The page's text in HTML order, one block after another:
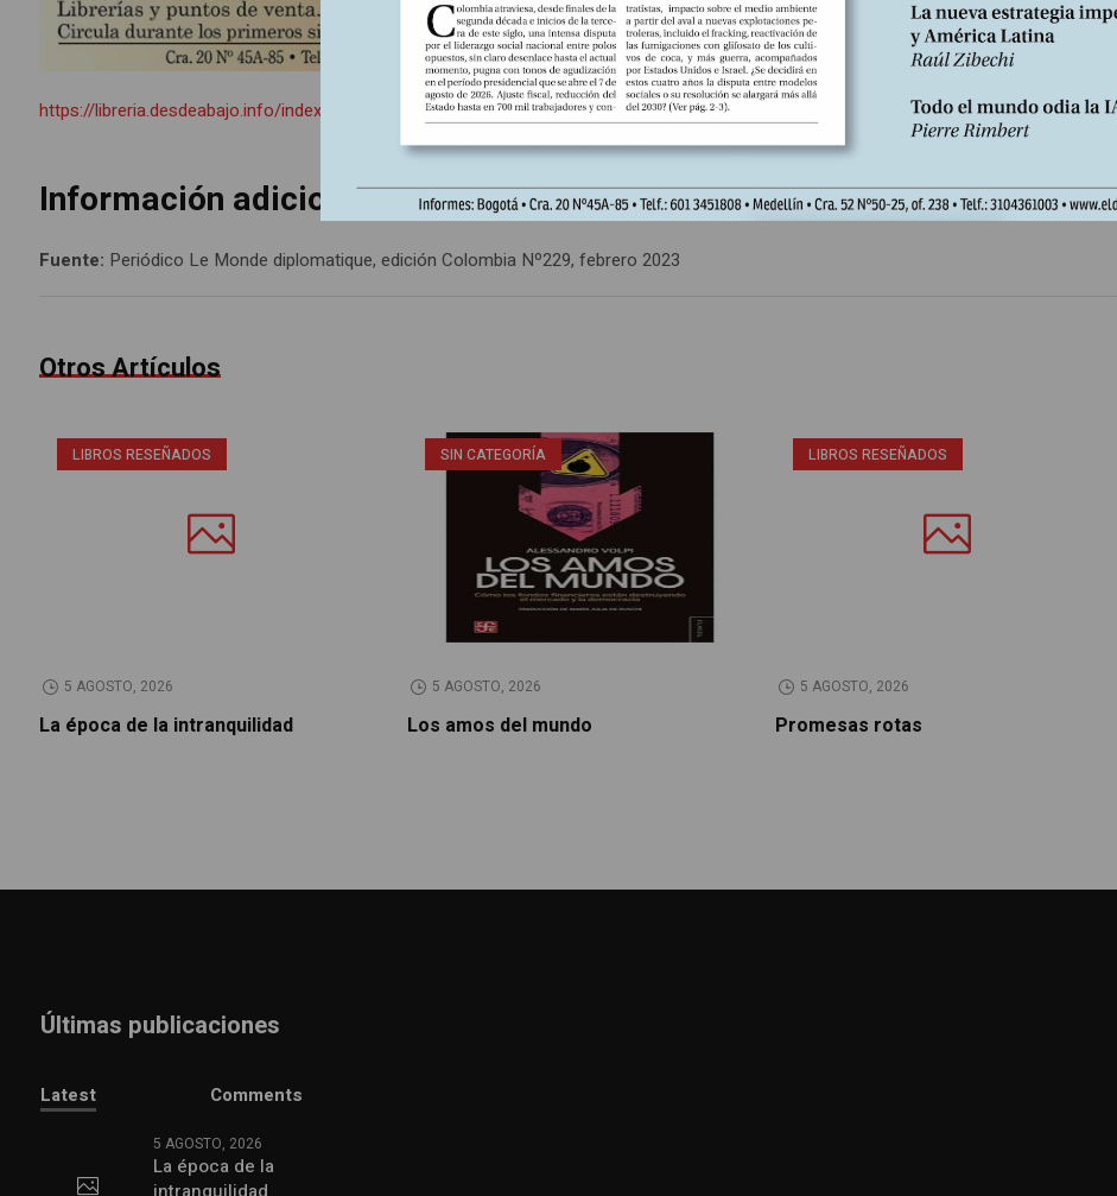
https://libreria.desdeabajo.info/index.php?route=product/product&product_id=180&search=suscrip
Información adicional
Fuente: Periódico Le Monde diplomatique, edición Colombia Nº229, febrero 2023
Otros Artículos
LIBROS RESEÑADOS
5 AGOSTO, 2026
La época de la intranquilidad
SIN CATEGORÍA
5 AGOSTO, 2026
Los amos del mundo
LIBROS RESEÑADOS
5 AGOSTO, 2026
Promesas rotas
Últimas publicaciones
Latest Comments
5 AGOSTO, 2026
La época de la